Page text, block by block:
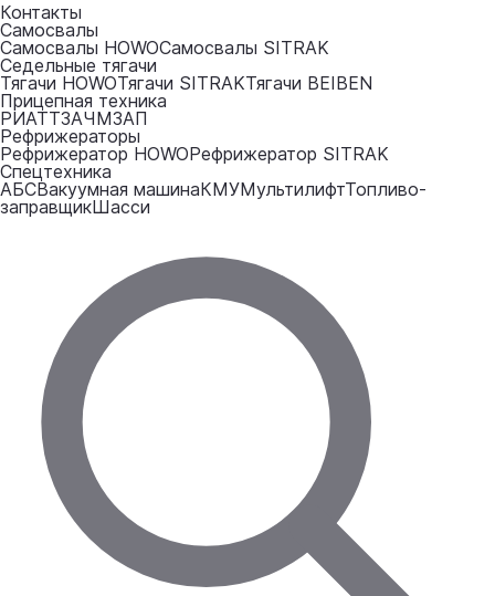
Контакты
Самосвалы
Самосвалы HOWOСамосвалы SITRAK
Седельные тягачи
Тягачи HOWOТягачи SITRAKТягачи BEIBEN
Прицепная техника
РИАТТЗАЧМЗАП
Рефрижераторы
Рефрижератор HOWOРефрижератор SITRAK
Спецтехника
АБСВакуумная машинаКМУМультилифтТопливо-
заправщикШасси